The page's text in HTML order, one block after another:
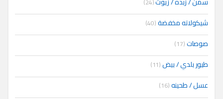
شيكولاته مخفضة(40)
صوصات(17)
طيور بلدي / بيض(11)
عسل / طحينه(16)